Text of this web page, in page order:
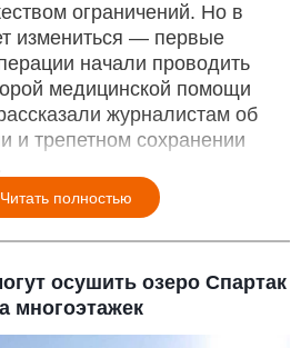
ограничений. Но в
измениться — первые
начали проводить
медицинской помощи
журналистам об
и трепетном сохранении
Читать полностью
осушить озеро Спартак
многоэтажек